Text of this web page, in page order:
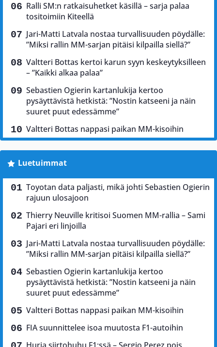
Ralli SM:n ratkaisuhetket käsillä – sarja palaa
tositoimiin Kiteellä
Jari-Matti Latvala nostaa turvallisuuden pöydälle:
”Miksi rallin MM-sarjan pitäisi kilpailla siellä?”
Valtteri Bottas kertoi karun syyn keskeytyksilleen
– ”Kaikki alkaa palaa”
Sebastien Ogierin kartanlukija kertoo
pysäyttävistä hetkistä: ”Nostin katseeni ja näin
suuret puut edessämme”
Valtteri Bottas nappasi paikan MM-kisoihin
Luetuimmat
Toyotan data paljasti, mikä johti Sebastien Ogierin
rajuun ulosajoon
Thierry Neuville kritisoi Suomen MM-rallia – Sami
Pajari eri linjoilla
Jari-Matti Latvala nostaa turvallisuuden pöydälle:
”Miksi rallin MM-sarjan pitäisi kilpailla siellä?”
Sebastien Ogierin kartanlukija kertoo
pysäyttävistä hetkistä: ”Nostin katseeni ja näin
suuret puut edessämme”
Valtteri Bottas nappasi paikan MM-kisoihin
FIA suunnittelee isoa muutosta F1-autoihin